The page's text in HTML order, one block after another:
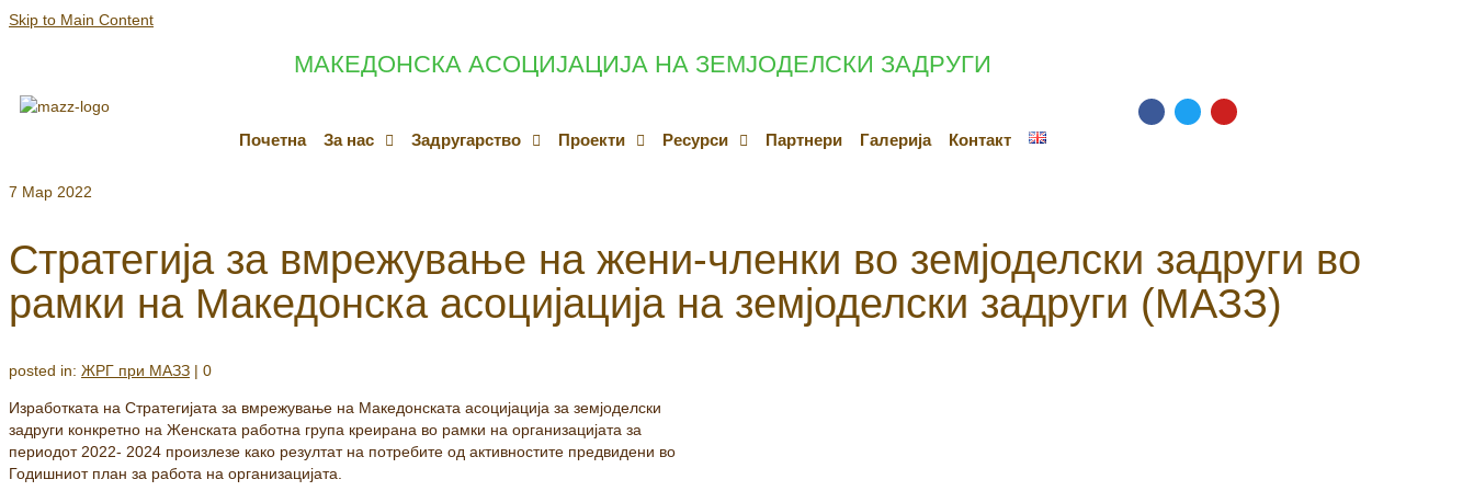
Skip to Main Content
МАКЕДОНСКА АСОЦИЈАЦИЈА НА ЗЕМЈОДЕЛСКИ ЗАДРУГИ
Почетна За нас Задругарство Проекти Ресурси Партнери Галерија Контакт
7 Мар 2022
Стратегија за вмрежување на жени-членки во земјоделски задруги во
рамки на Македонска асоцијација на земјоделски задруги (МАЗЗ)
posted in: ЖРГ при МАЗЗ | 0
Изработката на Стратегијата за вмрежување на Македонската асоцијација за земјоделски
задруги конкретно на Женската работна група креирана во рамки на организацијата за
периодот 2022- 2024 произлезе како резултат на потребите од активностите предвидени во
Годишниот план за работа на организацијата.